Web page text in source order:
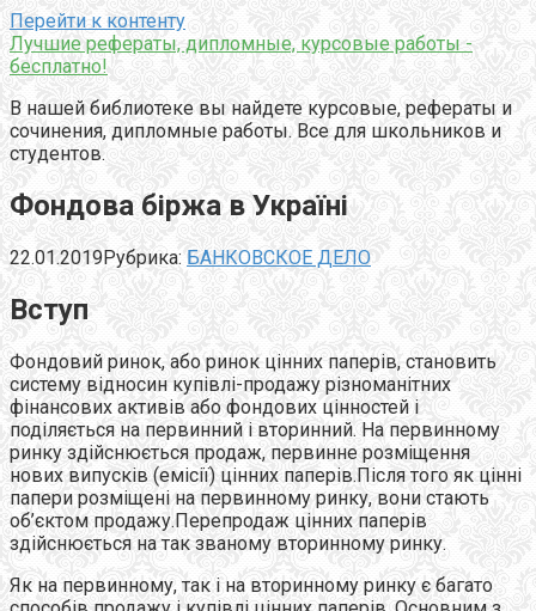
Перейти к контенту
Лучшие рефераты, дипломные, курсовые работы -
бесплатно!
В нашей библиотеке вы найдете курсовые, рефераты и
сочинения, дипломные работы. Все для школьников и
студентов.
Фондова біржа в Україні
22.01.2019Рубрика: БАНКОВСКОЕ ДЕЛО
Вступ
Фондовий ринок, або ринок цінних паперів, становить
систему відносин купівлі-продажу різноманітних
фінансових активів або фондових цінностей і
поділяється на первинний і вторинний. На первинному
ринку здійснюється продаж, первинне розміщення
нових випусків (емісії) цінних паперів.Після того як цінні
папери розміщені на первинному ринку, вони стають
об’єктом продажу.Перепродаж цінних паперів
здійснюється на так званому вторинному ринку.
Як на первинному, так і на вторинному ринку є багато